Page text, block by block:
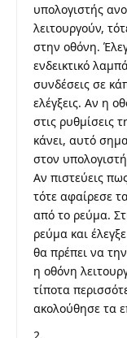
υπολογιστής
λειτουργούν,
στην οθόνη.
ενδεικτικό
συνδέσεις σε
ελέγξεις. Αν η
στις ρυθμίσεις
κάνει, αυτό
στον
Αν πιστεύεις
τότε αφαίρεσε
από το ρεύμα.
ρεύμα και
θα πρέπει να
η οθόνη
τίποτα
ακολούθησε τα